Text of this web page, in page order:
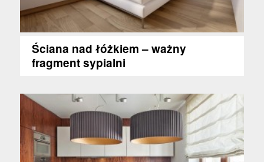
Ściana nad łóżkiem – ważny
fragment sypialni